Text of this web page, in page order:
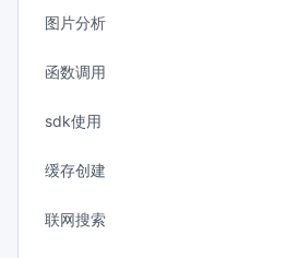
图片分析
函数调用
sdk使用
缓存创建
联网搜索